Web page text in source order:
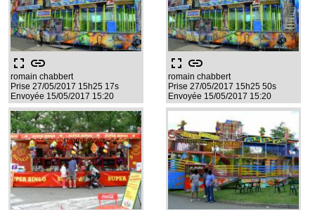
fullscreen link
romain chabbert
Prise 27/05/2017 15h25 17s
Envoyée 15/05/2017 15:20
fullscreen link
romain chabbert
Prise 27/05/2017 15h25 50s
Envoyée 15/05/2017 15:20